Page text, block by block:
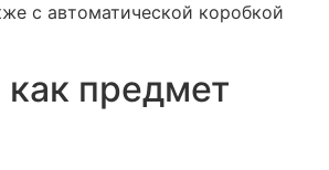
с автоматической коробкой
как предмет